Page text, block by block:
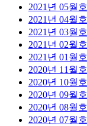
2021년 05월호
2021년 04월호
2021년 03월호
2021년 02월호
2021년 01월호
2020년 11월호
2020년 10월호
2020년 09월호
2020년 08월호
2020년 07월호